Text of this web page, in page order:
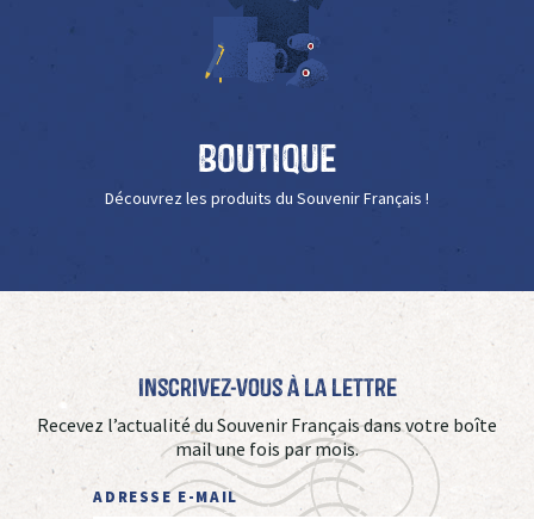
Boutique
Découvrez les produits du Souvenir Français !
Inscrivez-vous à La Lettre
Recevez l’actualité du Souvenir Français dans votre boîte
mail une fois par mois.
ADRESSE E-MAIL